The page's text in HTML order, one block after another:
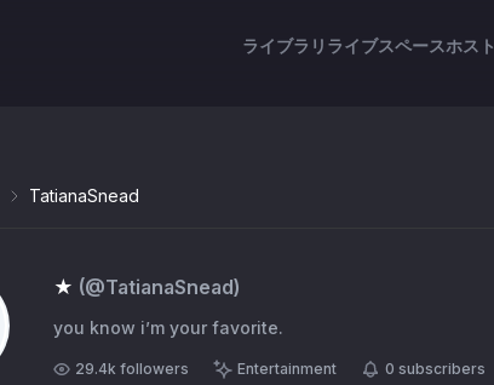
ライブラリ ライブスペースホスト
TatianaSnead
★ (@TatianaSnead)
you know i’m your favorite.
29.4k followers Entertainment 0 subscribers